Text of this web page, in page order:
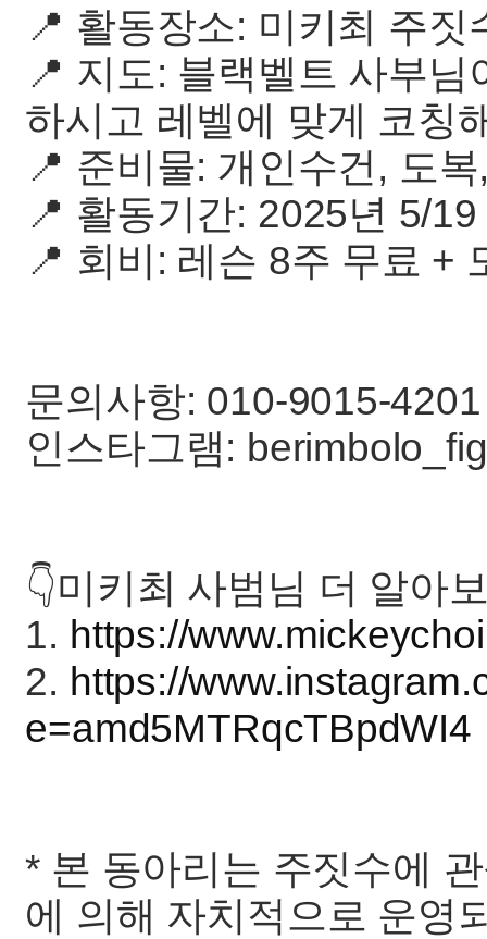
📍 활동장소: 미키최 주
📍 지도: 블랙벨트 사부
하시고 레벨에 맞게 코칭
📍 준비물: 개인수건, 도
📍 활동기간: 2025년 5/
📍 회비: 레슨 8주 무료 +
문의사항: 010-9015-4201
인스타그램:
👇미키최 사범님 더 알아
1. https://
2. https://
e=amd5MTRqcTBpdWI4
* 본 동아리는 주짓수에
에 의해 자치적으로 운영